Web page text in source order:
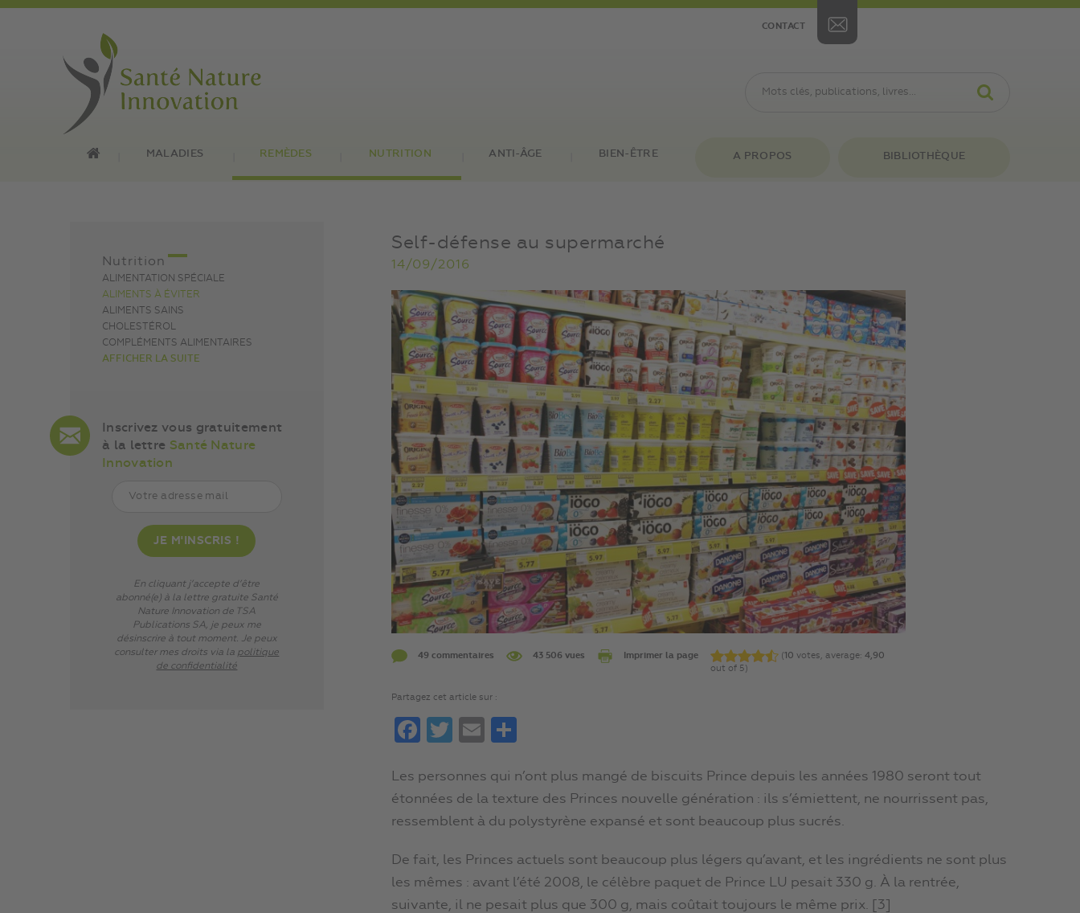
CONTACT
MALADIES REMÈDES NUTRITION ANTI-ÂGE BIEN-ÊTRE A PROPOS BIBLIOTHÈQUE
Nutrition
ALIMENTATION SPÉCIALE
ALIMENTS À ÉVITER
ALIMENTS SAINS
CHOLESTÉROL
COMPLÉMENTS ALIMENTAIRES
AFFICHER LA SUITE
Inscrivez vous gratuitement
à la lettre Santé Nature
Innovation
En cliquant j’accepte d’être
abonné(e) à la lettre gratuite Santé
Nature Innovation de TSA
Publications SA, je peux me
désinscrire à tout moment. Je peux
consulter mes droits via la politique
de confidentialité
Self-défense au supermarché
14/09/2016
49 commentaires 43 506 vues Imprimer la page (10 votes, average: 4,90
out of 5)
Partagez cet article sur :
FacebookTwitterEmail
Les personnes qui n’ont plus mangé de biscuits Prince depuis les années 1980 seront tout
étonnées de la texture des Princes nouvelle génération : ils s’émiettent, ne nourrissent pas,
ressemblent à du polystyrène expansé et sont beaucoup plus sucrés.
De fait, les Princes actuels sont beaucoup plus légers qu’avant, et les ingrédients ne sont plus
les mêmes : avant l’été 2008, le célèbre paquet de Prince LU pesait 330 g. À la rentrée,
suivante, il ne pesait plus que 300 g, mais coûtait toujours le même prix. [3]